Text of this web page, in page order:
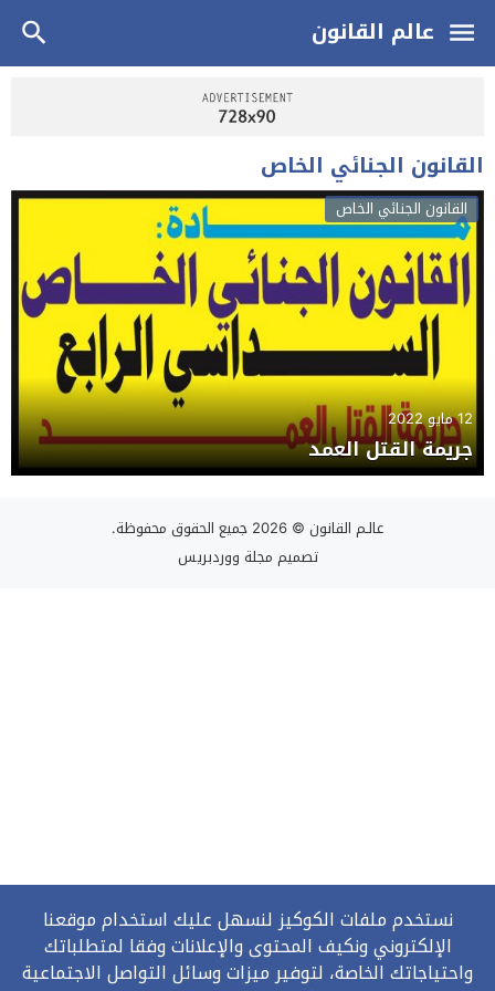
عالم القانون
القانون الجنائي الخاص
القانون الجنائي الخاص
12 مايو 2022
جريمة القتل العمد
عالـم القانون © 2026 جميع الحقوق محفوظة.
تصميم مجلة ووردبريس
نستخدم ملفات الكوكيز لنسهل عليك استخدام موقعنا
الإلكتروني ونكيف المحتوى والإعلانات وفقا لمتطلباتك
واحتياجاتك الخاصة، لتوفير ميزات وسائل التواصل الاجتماعية